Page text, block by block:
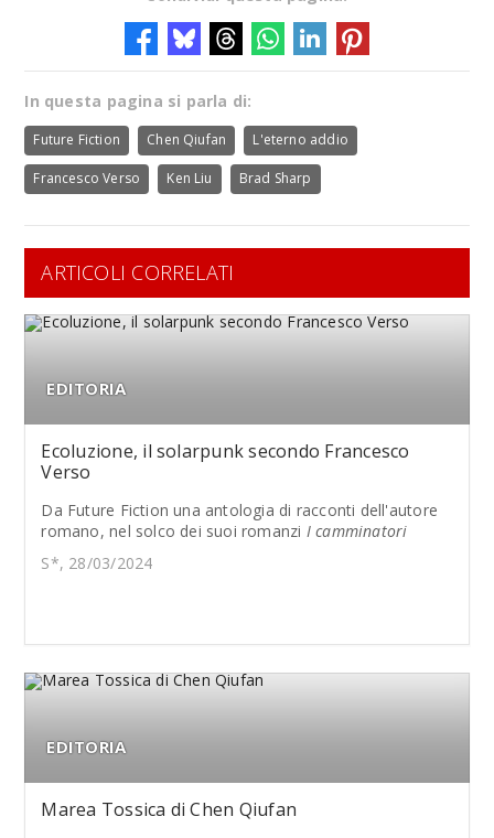
In questa pagina si parla di:
Future Fiction Chen Qiufan L'eterno addio
Francesco Verso Ken Liu Brad Sharp
ARTICOLI CORRELATI
EDITORIA
Ecoluzione, il solarpunk secondo Francesco
Verso
Da Future Fiction una antologia di racconti dell'autore
romano, nel solco dei suoi romanzi I camminatori
S*, 28/03/2024
EDITORIA
Marea Tossica di Chen Qiufan